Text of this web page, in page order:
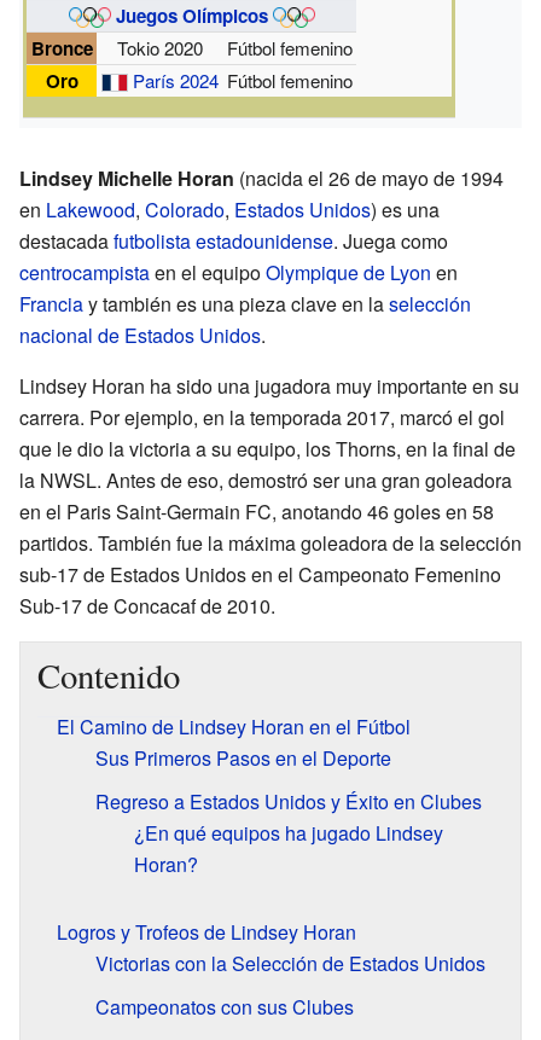
Juegos Olímpicos
Bronce
Tokio 2020 Fútbol femenino
Oro París 2024 Fútbol femenino
Lindsey Michelle Horan (nacida el 26 de mayo de 1994
en Lakewood, Colorado, Estados Unidos) es una
destacadafutbolistaestadounidense. Juega como
centrocampistaen el equipoOlympique de Lyon en
Franciay también es una pieza clave en laselección
nacional de Estados Unidos.
Lindsey Horan ha sido una jugadora muy importante en su
carrera. Por ejemplo, en la temporada 2017, marcó el gol
que le dio la victoria a su equipo, los Thorns, en la final de
la NWSL. Antes de eso, demostró ser una gran goleadora
en el Paris Saint-Germain FC, anotando 46 goles en 58
partidos. También fue la máxima goleadora de la selección
sub-17 de Estados Unidos en el Campeonato Femenino
Sub-17 de Concacaf de 2010.
Contenido
El Camino de Lindsey Horan en el Fútbol
Sus Primeros Pasos en el Deporte
Regreso a Estados Unidos y Éxito en Clubes
¿En qué equipos ha jugado Lindsey
Horan?
Logros y Trofeos de Lindsey Horan
Victorias con la Selección de Estados Unidos
Campeonatos con sus Clubes